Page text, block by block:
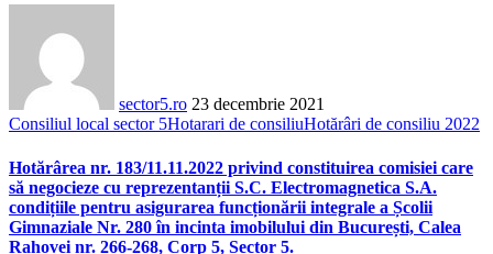
sector5.ro 23 decembrie 2021
Consiliul local sector 5Hotarari de consiliuHotărâri de consiliu 2022
Hotărârea nr. 183/11.11.2022 privind constituirea comisiei care
să negocieze cu reprezentanții S.C. Electromagnetica S.A.
condițiile pentru asigurarea funcționării integrale a Școlii
Gimnaziale Nr. 280 în incinta imobilului din București, Calea
Rahovei nr. 266-268, Corp 5, Sector 5.